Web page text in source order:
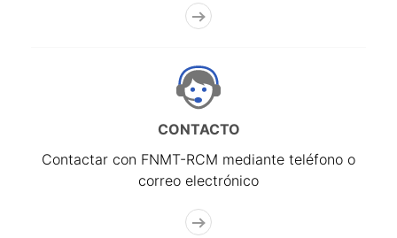
CONTACTO
Contactar con FNMT-RCM mediante teléfono o
correo electrónico